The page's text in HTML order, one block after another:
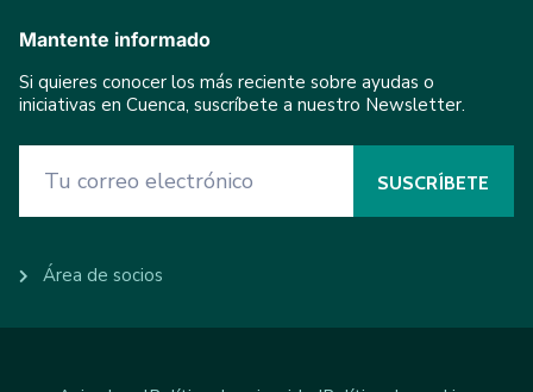
Mantente informado
Si quieres conocer los más reciente sobre ayudas o
iniciativas en Cuenca, suscríbete a nuestro Newsletter.
Área de socios